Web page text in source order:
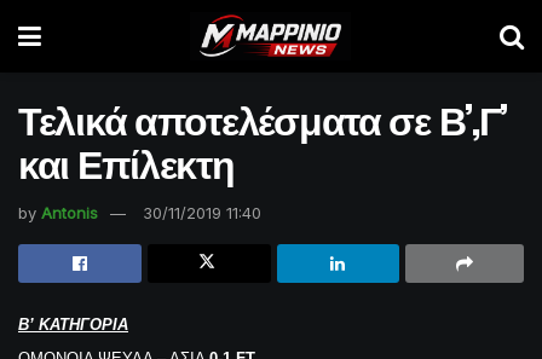
Τελικά αποτελέσματα σε Β’,Γ’
και Επίλεκτη
by Antonis 30/11/2019 11:40
Β’ ΚΑΤΗΓΟΡΙΑ